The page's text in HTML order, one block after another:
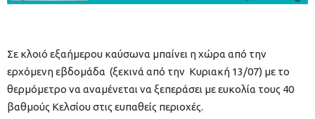
Σε κλοιό εξαήμερου καύσωνα μπαίνει η χώρα από την
ερχόμενη εβδομάδα (ξεκινά από την Κυριακή 13/07) με το
θερμόμετρο να αναμένεται να ξεπεράσει με ευκολία τους 40
βαθμούς Κελσίου στις ευπαθείς περιοχές.